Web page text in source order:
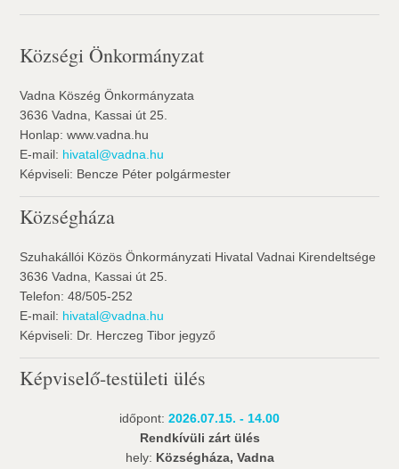
Községi Önkormányzat
Vadna Köszég Önkormányzata
3636 Vadna, Kassai út 25.
Honlap: www.vadna.hu
E-mail: hivatal@vadna.hu
Képviseli: Bencze Péter polgármester
Községháza
Szuhakállói Közös Önkormányzati Hivatal Vadnai Kirendeltsége
3636 Vadna, Kassai út 25.
Telefon: 48/505-252
E-mail: hivatal@vadna.hu
Képviseli: Dr. Herczeg Tibor jegyző
Képviselő-testületi ülés
időpont: 2026.07.15. - 14.00
Rendkívüli zárt ülés
hely: Községháza, Vadna